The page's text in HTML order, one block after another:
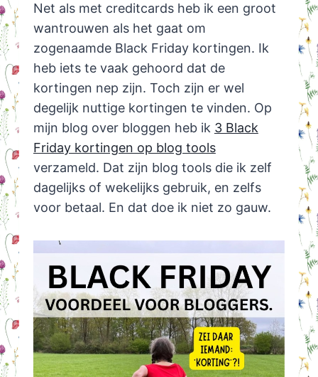
Net als met creditcards heb ik een groot
wantrouwen als het gaat om
zogenaamde Black Friday kortingen. Ik
heb iets te vaak gehoord dat de
kortingen nep zijn. Toch zijn er wel
degelijk nuttige kortingen te vinden. Op
mijn blog over bloggen heb ik 3 Black
Friday kortingen op blog tools
verzameld. Dat zijn blog tools die ik zelf
dagelijks of wekelijks gebruik, en zelfs
voor betaal. En dat doe ik niet zo gauw.